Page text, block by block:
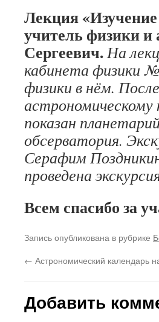
Лекция
учитель физики
Сергеевич.На
кабинета физики
физики в нём.
показан
обсерватория.
Серафим
проведена
Всем спасибо за
Запись опубликована в рубрике
← Астрономический календарь
Добавить